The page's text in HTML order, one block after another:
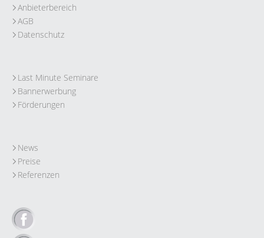
Anbieterbereich
AGB
Datenschutz
Last Minute Seminare
Bannerwerbung
Förderungen
News
Preise
Referenzen